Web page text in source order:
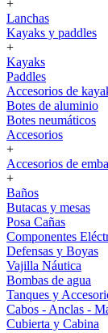
+
Lanchas
Kayaks y paddles
+
Kayaks
Paddles
Accesorios de
Botes de aluminio
Botes neumáticos
Accesorios
+
Accesorios de
+
Baños
Butacas y mesas
Posa Cañas
Componentes
Defensas y Boyas
Vajilla Náutica
Bombas de agua
Tanques y
Cabos - Anclas -
Cubierta y Cabina